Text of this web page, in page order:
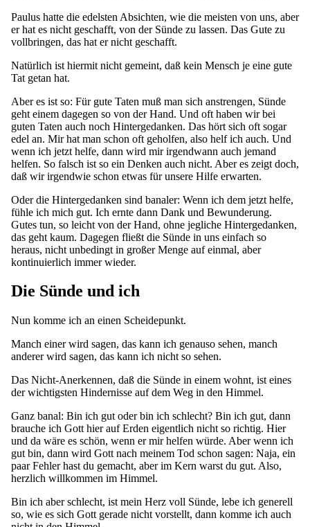
Paulus hatte die edelsten Absichten, wie die meisten von uns, aber
er hat es nicht geschafft, von der Sünde zu lassen. Das Gute zu
vollbringen, das hat er nicht geschafft.
Natürlich ist hiermit nicht gemeint, daß kein Mensch je eine gute
Tat getan hat.
Aber es ist so: Für gute Taten muß man sich anstrengen, Sünde
geht einem dagegen so von der Hand. Und oft haben wir bei
guten Taten auch noch Hintergedanken. Das hört sich oft sogar
edel an. Mir hat man schon oft geholfen, also helf ich auch. Und
wenn ich jetzt helfe, dann wird mir irgendwann auch jemand
helfen. So falsch ist so ein Denken auch nicht. Aber es zeigt doch,
daß wir irgendwie schon etwas für unsere Hilfe erwarten.
Oder die Hintergedanken sind banaler: Wenn ich dem jetzt helfe,
fühle ich mich gut. Ich ernte dann Dank und Bewunderung.
Gutes tun, so leicht von der Hand, ohne jegliche Hintergedanken,
das geht kaum. Dagegen fließt die Sünde in uns einfach so
heraus, nicht unbedingt in großer Menge auf einmal, aber
kontinuierlich immer wieder.
Die Sünde und ich
Nun komme ich an einen Scheidepunkt.
Manch einer wird sagen, das kann ich genauso sehen, manch
anderer wird sagen, das kann ich nicht so sehen.
Das Nicht-Anerkennen, daß die Sünde in einem wohnt, ist eines
der wichtigsten Hindernisse auf dem Weg in den Himmel.
Ganz banal: Bin ich gut oder bin ich schlecht? Bin ich gut, dann
brauche ich Gott hier auf Erden eigentlich nicht so richtig. Hier
und da wäre es schön, wenn er mir helfen würde. Aber wenn ich
gut bin, dann wird Gott nach meinem Tod schon sagen: Naja, ein
paar Fehler hast du gemacht, aber im Kern warst du gut. Also,
herzlich willkommen im Himmel.
Bin ich aber schlecht, ist mein Herz voll Sünde, lebe ich generell
so, wie es sich Gott gerade nicht vorstellt, dann komme ich auch